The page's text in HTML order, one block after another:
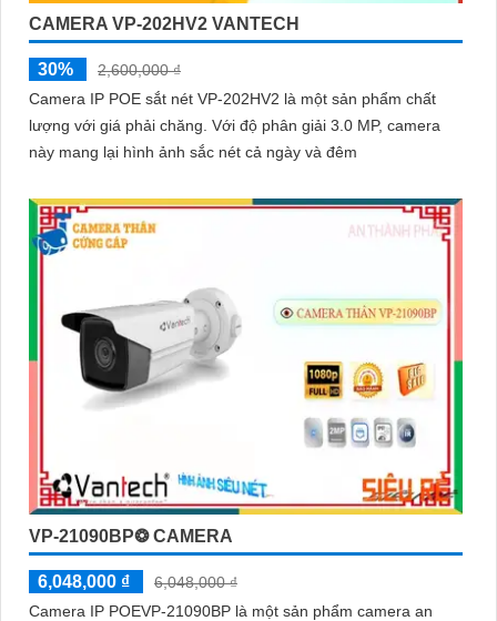
CAMERA VP-202HV2 VANTECH
30%
2,600,000 ₫
Camera IP POE sắt nét VP-202HV2 là một sản phẩm chất
lượng với giá phải chăng. Với độ phân giải 3.0 MP, camera
này mang lại hình ảnh sắc nét cả ngày và đêm
VP-21090BP❂ CAMERA
6,048,000 ₫
6,048,000 ₫
Camera IP POEVP-21090BP là một sản phẩm camera an